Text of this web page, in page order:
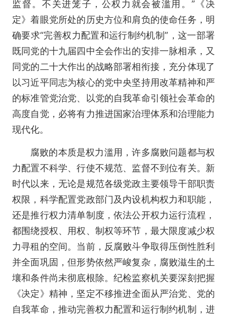
监督。不关进笼子，公权力就会被滥用。”《决
定》着眼党所处的历史方位和肩负的使命任务，明
确要求“完善权力配置和运行制约机制”，这一部署
既同党的十九届四中全会作出的安排一脉相承，又
同党的二十大作出的战略部署相衔接，充分体现了
以习近平同志为核心的党中央坚持用改革精神和严
的标准管党治党、以党的自我革命引领社会革命的
高度自觉，必将有力推进国家治理体系和治理能力
现代化。
腐败的本质是权力滥用，许多腐败问题都与权
力配置不科学、行使不规范、监督不到位有关。新
时代以来，无论是规范各级党政主要领导干部职责
权限，科学配置党政部门及内设机构权力和职能，
还是推行权力清单制度，依法公开权力运行流程，
都围绕授权、用权、制权等环节，最大限度减少权
力寻租的空间。当前，反腐败斗争取得压倒性胜利
并全面巩固，但形势依然严峻复杂，腐败滋生的土
壤和条件尚未彻底根除。纪检监察机关要深刻把握
《决定》精神，坚定不移推进全面从严治党、党的
自我革命，推动完善权力配置和运行制约机制，进